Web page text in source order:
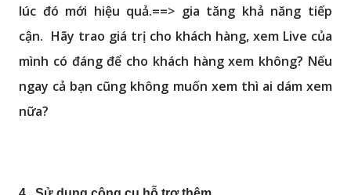
lúc đó mới hiệu quả.==> gia tăng khả năng tiếp
cận. Hãy trao giá trị cho khách hàng, xem Live của
mình có đáng để cho khách hàng xem không? Nếu
ngay cả bạn cũng không muốn xem thì ai dám xem
nữa?